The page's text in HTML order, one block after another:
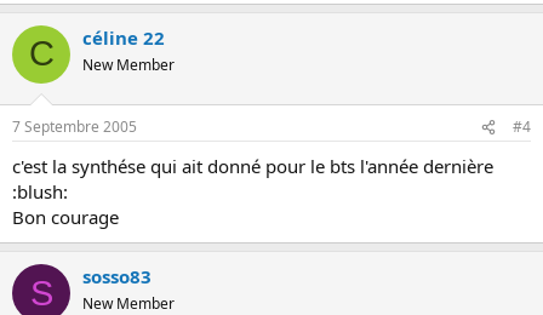
C céline 22
New Member
7 Septembre 2005 #4
c'est la synthése qui ait donné pour le bts l'année dernière
:blush:
Bon courage
S sosso83
New Member